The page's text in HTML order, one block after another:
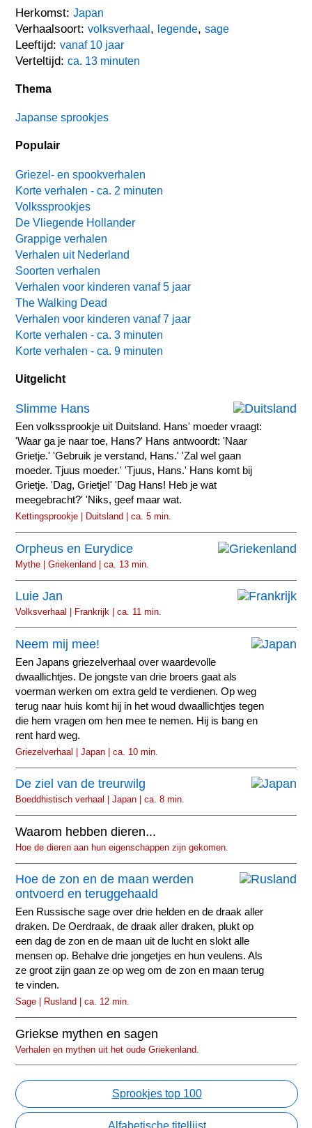
Herkomst:Japan
Verhaalsoort:volksverhaal , legende,sage
Leeftijd:vanaf 10 jaar
Verteltijd:ca. 13 minuten
Thema
Japanse sprookjes
Populair
Griezel- en spookverhalen
Korte verhalen - ca. 2 minuten
Volkssprookjes
De Vliegende Hollander
Grappige verhalen
Verhalen uit Nederland
Soorten verhalen
Verhalen voor kinderen vanaf 5 jaar
The Walking Dead
Verhalen voor kinderen vanaf 7 jaar
Korte verhalen - ca. 3 minuten
Korte verhalen - ca. 9 minuten
Uitgelicht
Slimme Hans
Een volkssprookje uit Duitsland. Hans' moeder vraagt:
'Waar ga je naar toe, Hans?' Hans antwoordt: 'Naar
Grietje.' 'Gebruik je verstand, Hans.' 'Zal wel gaan
moeder. Tjuus moeder.' 'Tjuus, Hans.' Hans komt bij
Grietje. 'Dag, Grietje!' 'Dag Hans! Heb je wat
meegebracht?' 'Niks, geef maar wat.
Kettingsprookje | Duitsland | ca. 5 min.
Orpheus en Eurydice
Mythe | Griekenland | ca. 13 min.
Luie Jan
Volksverhaal | Frankrijk | ca. 11 min.
Neem mij mee!
Een Japans griezelverhaal over waardevolle
dwaallichtjes. De jongste van drie broers gaat als
voerman werken om extra geld te verdienen. Op weg
terug naar huis komt hij in het woud dwaallichtjes tegen
die hem vragen om hen mee te nemen. Hij is bang en
rent hard weg.
Griezelverhaal | Japan | ca. 10 min.
De ziel van de treurwilg
Boeddhistisch verhaal | Japan | ca. 8 min.
Waarom hebben dieren...
Hoe de dieren aan hun eigenschappen zijn gekomen.
Hoe de zon en de maan werden
ontvoerd en teruggehaald
Een Russische sage over drie helden en de draak aller
draken. De Oerdraak, de draak aller draken, plukt op
een dag de zon en de maan uit de lucht en slokt alle
mensen op. Behalve drie jongetjes en hun veulens. Als
ze groot zijn gaan ze op weg om de zon en maan terug
te vinden.
Sage | Rusland | ca. 12 min.
Griekse mythen en sagen
Verhalen en mythen uit het oude Griekenland.
Sprookjes top 100